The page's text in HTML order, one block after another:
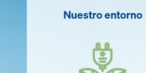
Nuestro entorno